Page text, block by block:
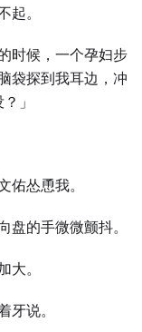
起。
时候，一个孕妇步
袋探到我耳边，冲
」
佑怂恿我。
盘的手微微颤抖。
大。
牙说。